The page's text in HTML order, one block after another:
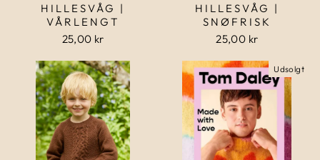
HILLESVÅG |
VÅRLENGT
25,00 kr
HILLESVÅG |
SNØFRISK
25,00 kr
Udsolgt